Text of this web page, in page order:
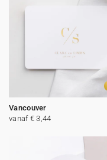
Vancouver
vanaf € 3,44